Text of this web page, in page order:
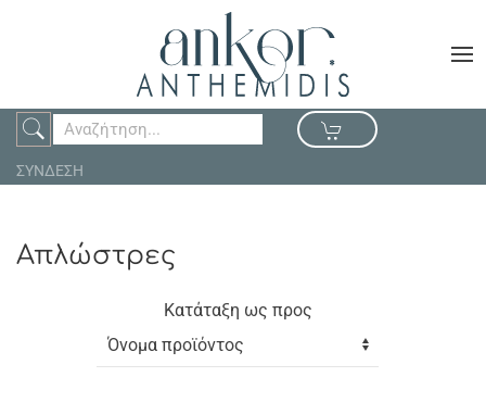
ΣΥΝΔΕΣΗ
Απλώστρες
Κατάταξη ως προς